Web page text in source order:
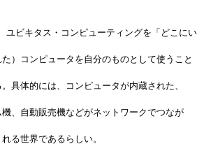
ユビキタス・コンピューティングを「どこにい
）コンピュータを自分のものとして使うこと
具体的には、コンピュータが内蔵された、
、自動販売機などがネットワークでつなが
る世界であるらしい。